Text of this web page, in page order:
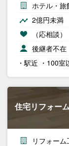
ホテル・旅
2億円未満
（応相談）
後継者不在
・駅近 ・100
住宅リフォー
リフォー